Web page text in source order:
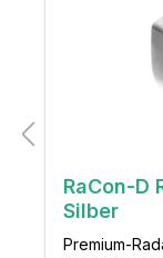
RaCon-D
Silber
Premium-